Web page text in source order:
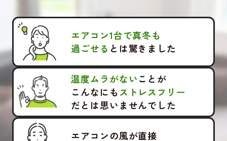
エアコン1台で真冬も
過ごせる とは驚きました
温度ムラがないことが
こんなにも ストレスフリー
だとは思いませんでした
エアコンの風が直接